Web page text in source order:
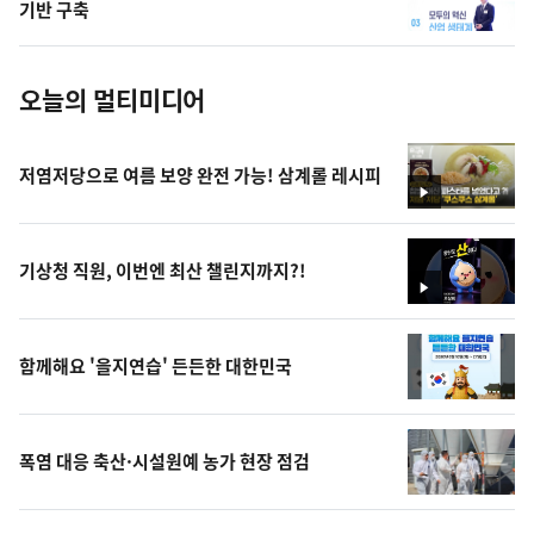
진
기반 구축
오늘의 멀티미디어
영
상
저염저당으로 여름 보양 완전 가능! 삼계롤 레시피
영
상
기상청 직원, 이번엔 최산 챌린지까지?!
함께해요 '을지연습' 든든한 대한민국
폭염 대응 축산·시설원예 농가 현장 점검